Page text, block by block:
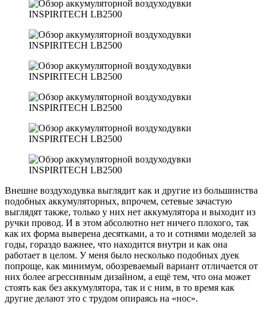
Внешне воздуходувка выглядит как и другие из большинства
подобных аккумуляторных, впрочем, сетевые зачастую
выглядят также, только у них нет аккумулятора и выходит из
ручки провод. И в этом абсолютно нет ничего плохого, так
как их форма выверена десятками, а то и сотнями моделей за
годы, гораздо важнее, что находится внутри и как она
работает в целом. У меня было несколько подобных дуек
попроще, как минимум, обозреваемый вариант отличается от
них более агрессивным дизайном, а ещё тем, что она может
стоять как без аккумулятора, так и с ним, в то время как
другие делают это с трудом опираясь на «нос».